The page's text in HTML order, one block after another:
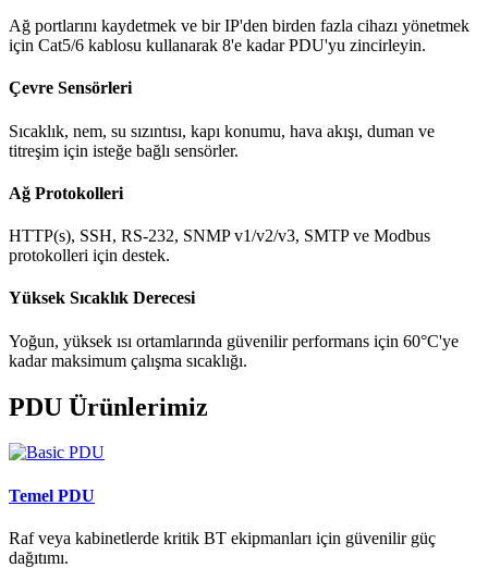
Ağ portlarını kaydetmek ve bir IP'den birden fazla cihazı yönetmek
için Cat5/6 kablosu kullanarak 8'e kadar PDU'yu zincirleyin.
Çevre Sensörleri
Sıcaklık, nem, su sızıntısı, kapı konumu, hava akışı, duman ve
titreşim için isteğe bağlı sensörler.
Ağ Protokolleri
HTTP(s), SSH, RS-232, SNMP v1/v2/v3, SMTP ve Modbus
protokolleri için destek.
Yüksek Sıcaklık Derecesi
Yoğun, yüksek ısı ortamlarında güvenilir performans için 60°C'ye
kadar maksimum çalışma sıcaklığı.
PDU Ürünlerimiz
Temel PDU
Raf veya kabinetlerde kritik BT ekipmanları için güvenilir güç
dağıtımı.